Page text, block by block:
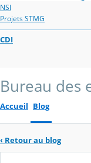
NSI
Projets STMG
CDI
Bureau des
Accueil Blog
‹ Retour au blog